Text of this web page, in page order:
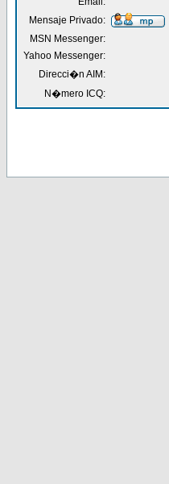
Mensaje Privado:
MSN Messenger:
Yahoo Messenger:
Direcci�n AIM:
N�mero ICQ: